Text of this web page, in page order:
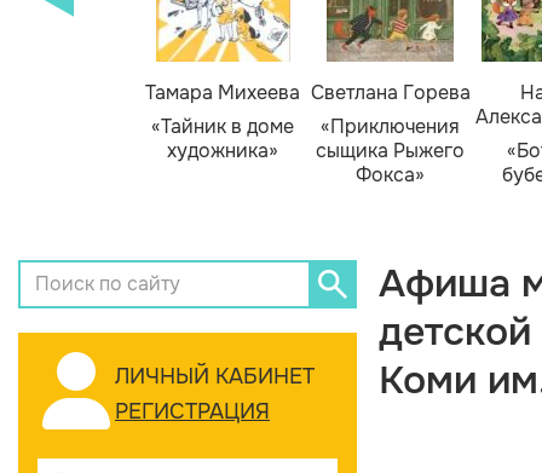
Тамара Михеева
«Тайник в доме
художника»
Светлана Горева
«Приключения
сыщика Рыжего
Фокса»
ЛИЧНЫЙ КАБИНЕТ
РЕГИСТРАЦИЯ
Афиша
Коми